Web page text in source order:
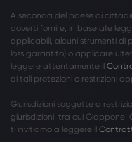
A seconda del paese di
doverti fornire, in base alle
applicabili, alcuni strumenti di
loss garantito) o applicare
leggere attentamente il
di tali protezioni o restrizioni
Giurisdizioni soggette a
giurisdizioni, tra cui Giappone,
ti invitiamo a leggere il